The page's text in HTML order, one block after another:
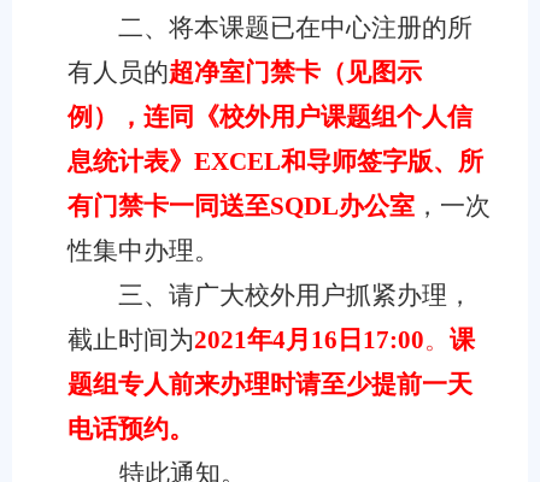
二、将本课题已在中心注册的所
有人员的超净室门禁卡（见图示
例），连 同
《校外用户课题组个人信
息统计表》 EXCEL和导师签字版、所
有门禁卡一同送至SQDL办公室 ，一次
性集中办理。
三、 请广大校外用户抓紧办理，
截止时间为2021年4月 16 日 17:00。 课
题组专人前来办理时请至少提前一天
电话预约。
特此通知。